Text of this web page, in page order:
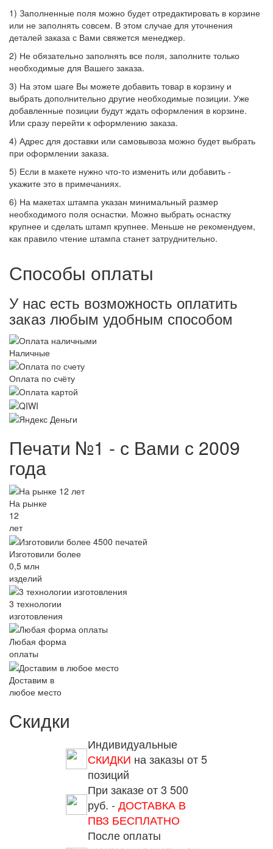
1) Заполненные поля можно будет отредактировать в корзине
или не заполнять совсем. В этом случае для уточнения
деталей заказа с Вами свяжется менеджер.
2) Не обязательно заполнять все поля, заполните только
необходимые для Вашего заказа.
3) На этом шаге Вы можете добавить товар в корзину и
выбрать дополнительно другие необходимые позиции. Уже
добавленные позиции будут ждать оформления в корзине.
Или сразу перейти к оформлению заказа.
4) Адрес для доставки или самовывоза можно будет выбрать
при оформлении заказа.
5) Если в макете нужно что-то изменить или добавить -
укажите это в примечаниях.
6) На макетах штампа указан минимальный размер
необходимого поля оснастки. Можно выбрать оснастку
крупнее и сделать штамп крупнее. Меньше не рекомендуем,
как правило чтение штампа станет затруднительно.
Способы оплаты
У нас есть возможность оплатить
заказ любым удобным способом
Наличные
Оплата по счёту
Печати №1 - с Вами с 2009
года
На рынке
12
лет
Изготовили более
0,5 млн
изделий
3 технологии
изготовления
Любая форма
оплаты
Доставим в
любое место
Скидки
Индивидуальные
СКИДКИ на заказы от 5
позиций
При заказе от 3 500
руб. - ДОСТАВКА В
ПВЗ БЕСПЛАТНО
После оплаты